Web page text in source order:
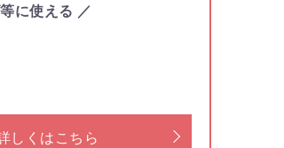
に使える ／
しくはこちら